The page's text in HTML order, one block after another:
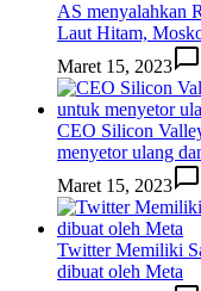
AS menyalahkan
Laut Hitam,
Maret 15, 2023
CEO Silicon
menyetor ulang
Maret 15, 2023
Twitter Memiliki
dibuat oleh Meta